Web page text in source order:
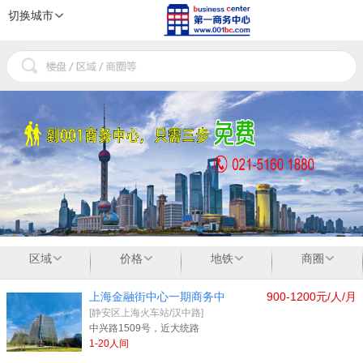
切换城市
区域 价格 地铁 商圈
900-1200元/人/月
上海金融街中心一期商务中
[静安区上海火车站/汉中路]
中兴路1509号，近大统路
1-20人间